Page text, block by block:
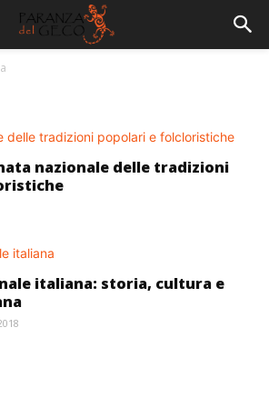
nazionale delle tradizioni
italiana: storia, cultura e